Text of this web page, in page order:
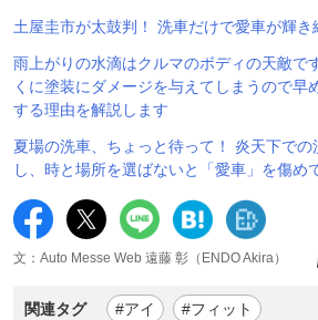
土屋圭市が太鼓判！ 洗車だけで愛車が輝
雨上がりの水滴はクルマのボディの天敵で
くに塗装にダメージを与えてしまうので早
する理由を解説します
夏場の洗車、ちょっと待って！ 炎天下で
し、時と場所を選ばないと「愛車」を傷め
文：Auto Messe Web 遠藤 彰（ENDO Akira）
関連タグ #アイ #フィット